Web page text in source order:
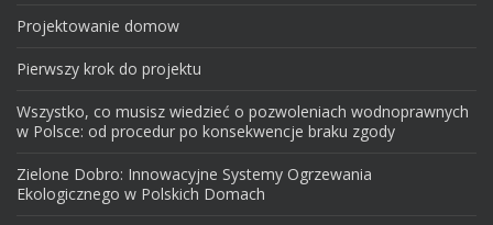
Projektowanie domow
Pierwszy krok do projektu
Wszystko, co musisz wiedzieć o pozwoleniach wodnoprawnych
w Polsce: od procedur po konsekwencje braku zgody
Zielone Dobro: Innowacyjne Systemy Ogrzewania
Ekologicznego w Polskich Domach